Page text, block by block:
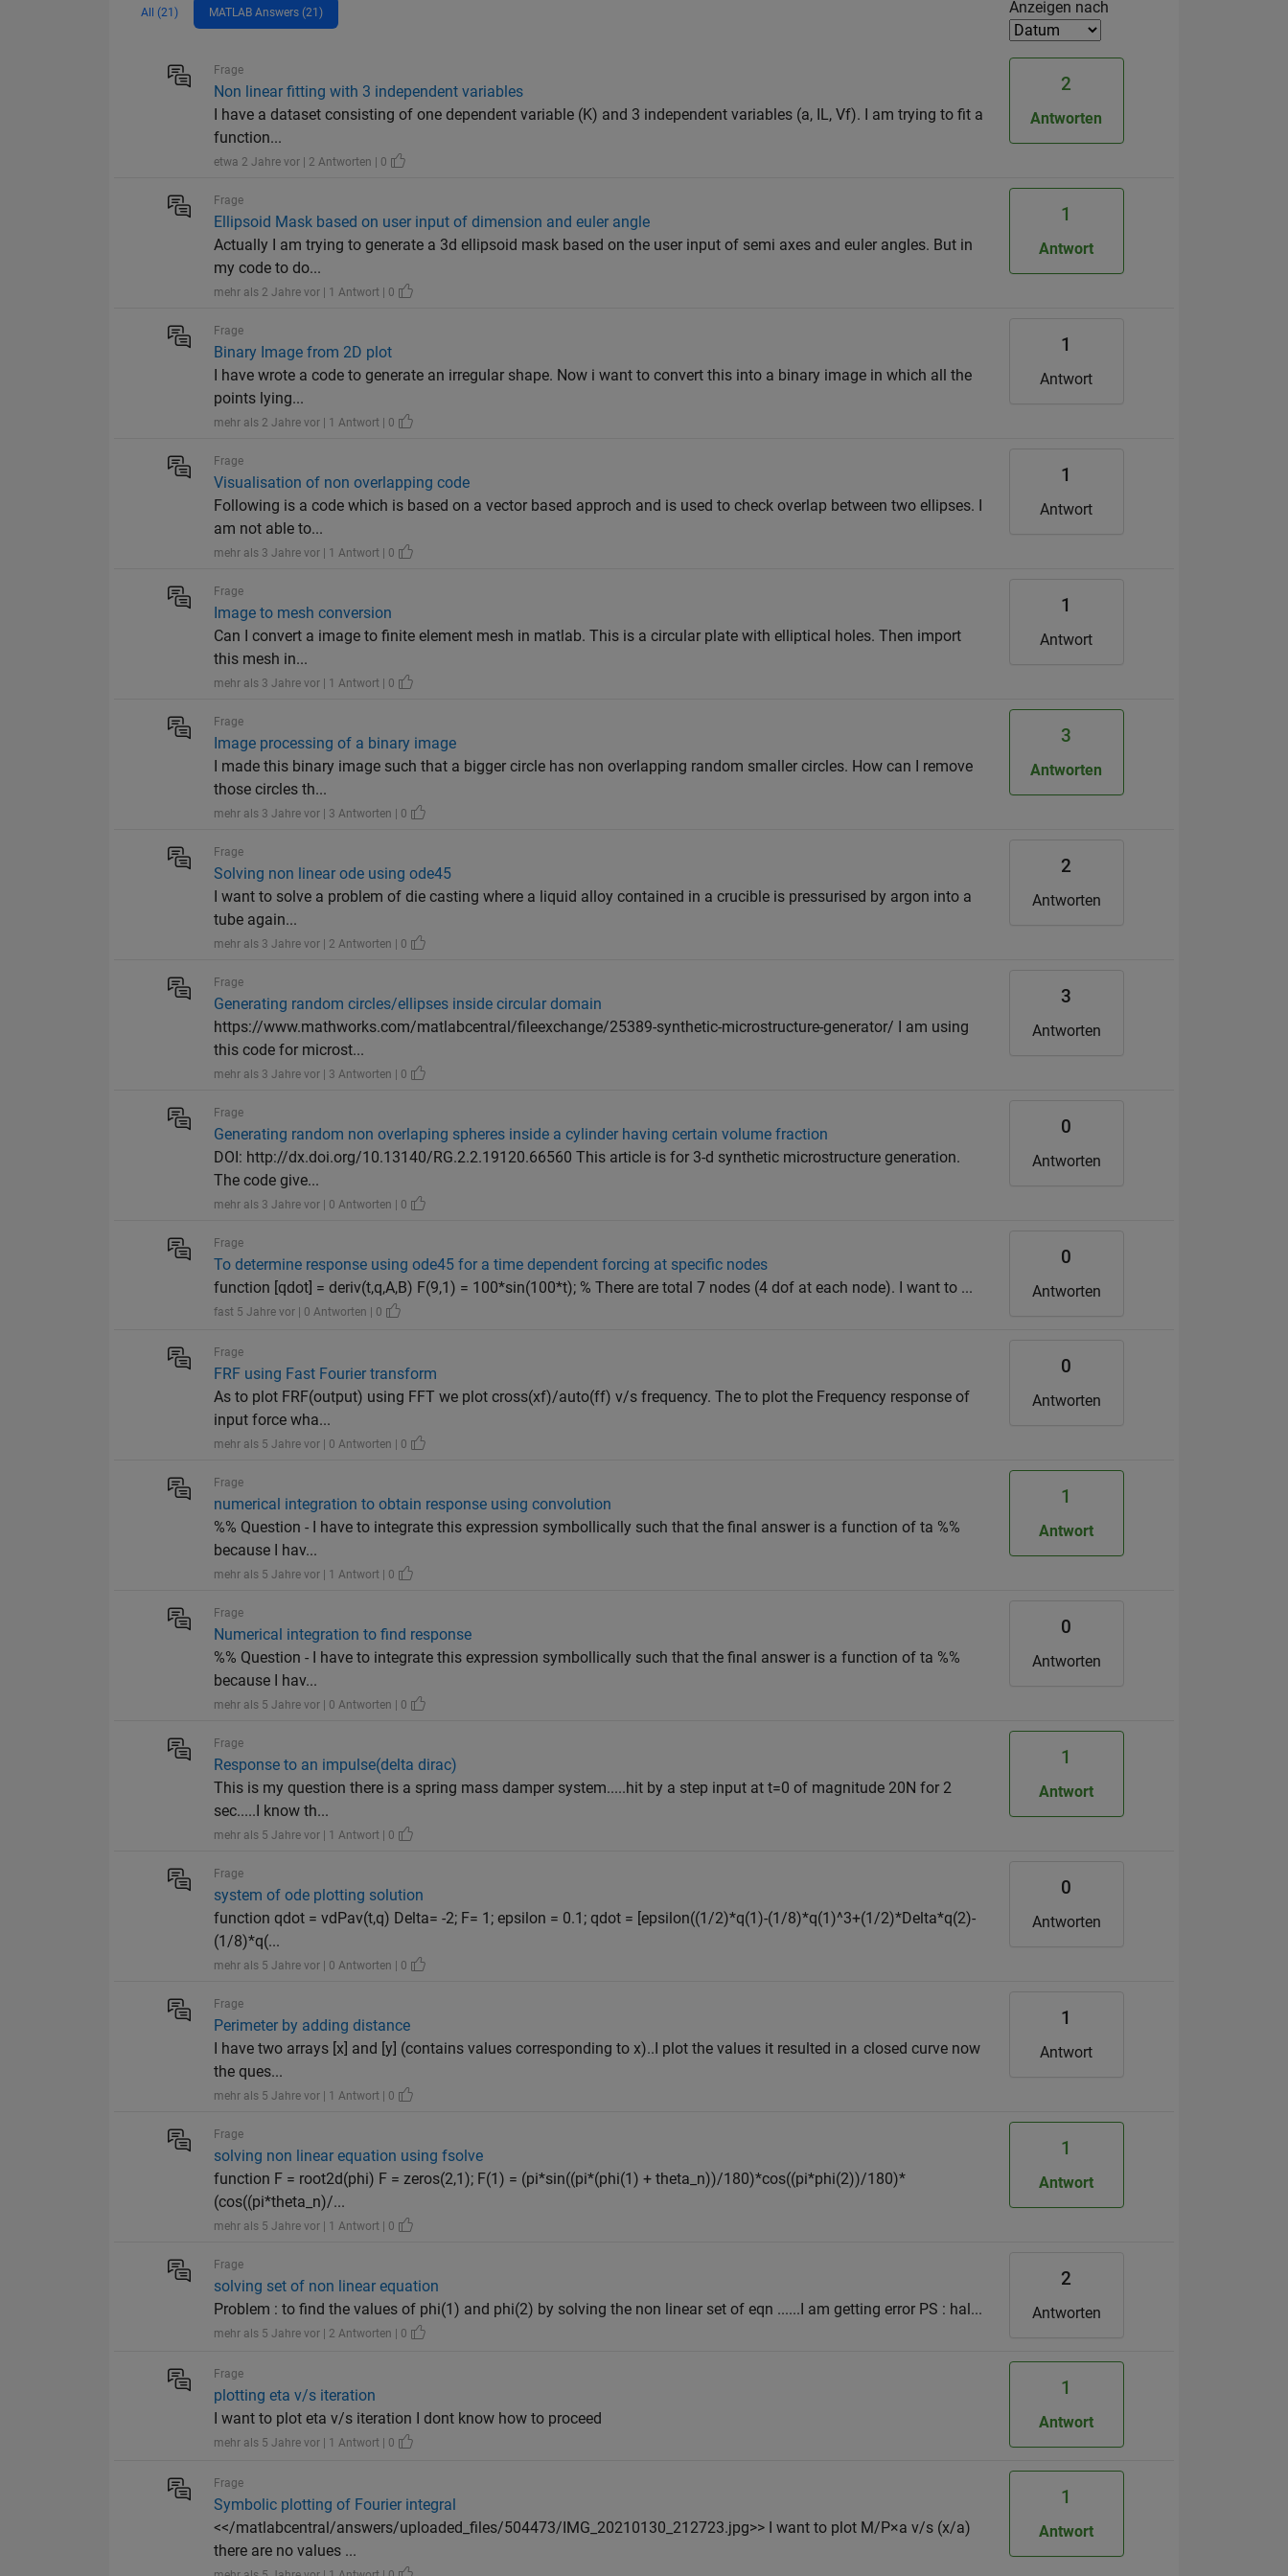
All (21) MATLAB Answers (21) Filter2
Anzeigen nach
Frage
Non linear fitting with 3 independent variables
I have a dataset consisting of one dependent variable (K) and 3 independent variables (a, IL, Vf). I am trying to fit a
function...
etwa 2 Jahre vor | 2 Antworten | 0
2
Antworten
Frage
Ellipsoid Mask based on user input of dimension and euler angle
Actually I am trying to generate a 3d ellipsoid mask based on the user input of semi axes and euler angles. But in
my code to do...
mehr als 2 Jahre vor | 1 Antwort | 0
1
Antwort
Frage
Binary Image from 2D plot
I have wrote a code to generate an irregular shape. Now i want to convert this into a binary image in which all the
points lying...
mehr als 2 Jahre vor | 1 Antwort | 0
1
Antwort
Frage
Visualisation of non overlapping code
Following is a code which is based on a vector based approch and is used to check overlap between two ellipses. I
am not able to...
mehr als 3 Jahre vor | 1 Antwort | 0
1
Antwort
Frage
Image to mesh conversion
Can I convert a image to finite element mesh in matlab. This is a circular plate with elliptical holes. Then import
this mesh in...
mehr als 3 Jahre vor | 1 Antwort | 0
1
Antwort
Frage
Image processing of a binary image
I made this binary image such that a bigger circle has non overlapping random smaller circles. How can I remove
those circles th...
mehr als 3 Jahre vor | 3 Antworten | 0
3
Antworten
Frage
Solving non linear ode using ode45
I want to solve a problem of die casting where a liquid alloy contained in a crucible is pressurised by argon into a
tube again...
mehr als 3 Jahre vor | 2 Antworten | 0
2
Antworten
Frage
Generating random circles/ellipses inside circular domain
https://www.mathworks.com/matlabcentral/fileexchange/25389-synthetic-microstructure-generator/ I am using
this code for microst...
mehr als 3 Jahre vor | 3 Antworten | 0
3
Antworten
Frage
Generating random non overlaping spheres inside a cylinder having certain volume fraction
DOI: http://dx.doi.org/10.13140/RG.2.2.19120.66560 This article is for 3-d synthetic microstructure generation.
The code give...
mehr als 3 Jahre vor | 0 Antworten | 0
0
Antworten
Frage
To determine response using ode45 for a time dependent forcing at specific nodes
function [qdot] = deriv(t,q,A,B) F(9,1) = 100*sin(100*t); % There are total 7 nodes (4 dof at each node). I want to ...
fast 5 Jahre vor | 0 Antworten | 0
0
Antworten
Frage
FRF using Fast Fourier transform
As to plot FRF(output) using FFT we plot cross(xf)/auto(ff) v/s frequency. The to plot the Frequency response of
input force wha...
mehr als 5 Jahre vor | 0 Antworten | 0
0
Antworten
Frage
numerical integration to obtain response using convolution
%% Question - I have to integrate this expression symbollically such that the final answer is a function of ta %%
because I hav...
mehr als 5 Jahre vor | 1 Antwort | 0
1
Antwort
Frage
Numerical integration to find response
%% Question - I have to integrate this expression symbollically such that the final answer is a function of ta %%
because I hav...
mehr als 5 Jahre vor | 0 Antworten | 0
0
Antworten
Frage
Response to an impulse(delta dirac)
This is my question there is a spring mass damper system.....hit by a step input at t=0 of magnitude 20N for 2
sec.....I know th...
mehr als 5 Jahre vor | 1 Antwort | 0
1
Antwort
Frage
system of ode plotting solution
function qdot = vdPav(t,q) Delta= -2; F= 1; epsilon = 0.1; qdot = [epsilon((1/2)*q(1)-(1/8)*q(1)^3+(1/2)*Delta*q(2)-
(1/8)*q(...
mehr als 5 Jahre vor | 0 Antworten | 0
0
Antworten
Frage
Perimeter by adding distance
I have two arrays [x] and [y] (contains values corresponding to x)..I plot the values it resulted in a closed curve now
the ques...
mehr als 5 Jahre vor | 1 Antwort | 0
1
Antwort
Frage
solving non linear equation using fsolve
function F = root2d(phi) F = zeros(2,1); F(1) = (pi*sin((pi*(phi(1) + theta_n))/180)*cos((pi*phi(2))/180)*
(cos((pi*theta_n)/...
mehr als 5 Jahre vor | 1 Antwort | 0
1
Antwort
Frage
solving set of non linear equation
Problem : to find the values of phi(1) and phi(2) by solving the non linear set of eqn ......I am getting error PS : hal...
mehr als 5 Jahre vor | 2 Antworten | 0
2
Antworten
Frage
plotting eta v/s iteration
I want to plot eta v/s iteration I dont know how to proceed
mehr als 5 Jahre vor | 1 Antwort | 0
1
Antwort
Frage
Symbolic plotting of Fourier integral
<</matlabcentral/answers/uploaded_files/504473/IMG_20210130_212723.jpg>> I want to plot M/P×a v/s (x/a)
there are no values ...
1
Antwort